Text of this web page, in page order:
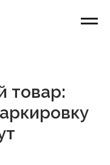
товар: